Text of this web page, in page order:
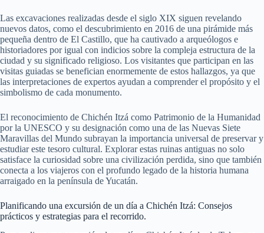
Las excavaciones realizadas desde el siglo XIX siguen revelando
nuevos datos, como el descubrimiento en 2016 de una pirámide más
pequeña dentro de El Castillo, que ha cautivado a arqueólogos e
historiadores por igual con indicios sobre la compleja estructura de la
ciudad y su significado religioso. Los visitantes que participan en las
visitas guiadas se benefician enormemente de estos hallazgos, ya que
las interpretaciones de expertos ayudan a comprender el propósito y el
simbolismo de cada monumento.
El reconocimiento de Chichén Itzá como Patrimonio de la Humanidad
por la UNESCO y su designación como una de las Nuevas Siete
Maravillas del Mundo subrayan la importancia universal de preservar y
estudiar este tesoro cultural. Explorar estas ruinas antiguas no solo
satisface la curiosidad sobre una civilización perdida, sino que también
conecta a los viajeros con el profundo legado de la historia humana
arraigado en la península de Yucatán.
Planificando una excursión de un día a Chichén Itzá: Consejos
prácticos y estrategias para el recorrido.